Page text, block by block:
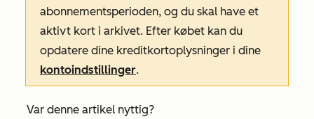
abonnementsperioden, og du skal have et
aktivt kort i arkivet. Efter købet kan du
opdatere dine kreditkortoplysninger i dine
kontoindstillinger.
Var denne artikel nyttig?